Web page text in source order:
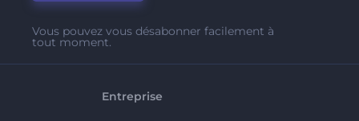
Vous pouvez vous désabonner facilement à
tout moment.
Entreprise